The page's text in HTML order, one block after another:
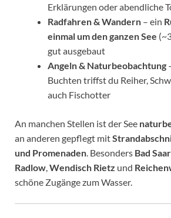
Erklärungen oder abendliche
Radfahren & Wandern – ein
einmal um den ganzen See
gut ausgebaut
Angeln & Naturbeobachtung
Buchten triffst du Reiher,
auch Fischotter
An manchen Stellen ist der See
an anderen gepflegt mit
und Promenaden . Besonders Bad
Radlow Wendisch Rietz und
schöne Zugänge zum Wasser.